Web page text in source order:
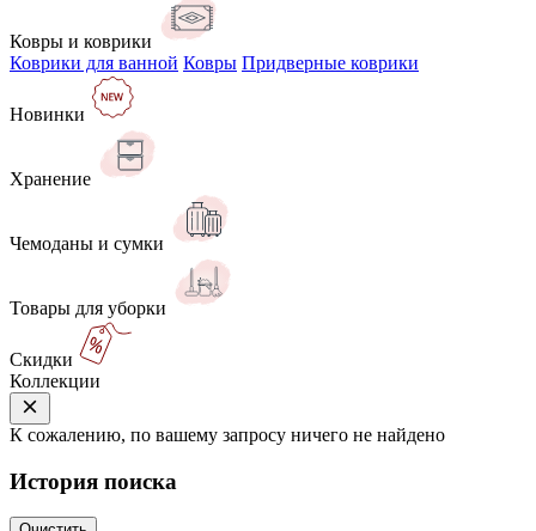
Ковры и коврики
Коврики для ванной Ковры Придверные коврики
Новинки
Хранение
Чемоданы и сумки
Товары для уборки
Скидки
Коллекции
К сожалению, по вашему запросу ничего не найдено
История поиска